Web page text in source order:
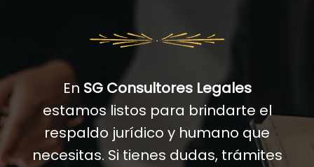
En SG Consultores Legales
estamos listos para brindarte el
respaldo jurídico y humano que
necesitas. Si tienes dudas, trámites